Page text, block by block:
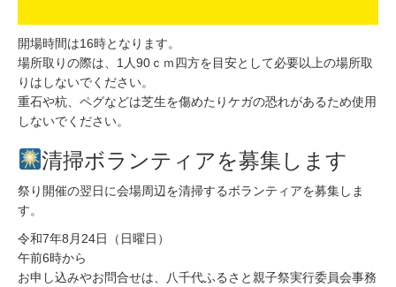
開場時間は16時となります。
場所取りの際は、1人90ｃｍ四方を目安として必要以上の場所取
りはしないでください。
重石や杭、ペグなどは芝生を傷めたりケガの恐れがあるため使用
しないでください。​
清掃ボランティアを募集します
祭り開催の翌日に会場周辺を清掃するボランティアを募集しま
す。
令和7年8月24日（日曜日）
午前6時から
お申し込みやお問合せは、八千代ふるさと親子祭実行委員会事務